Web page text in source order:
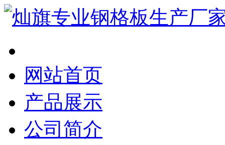
网站首页
产品展示
公司简介